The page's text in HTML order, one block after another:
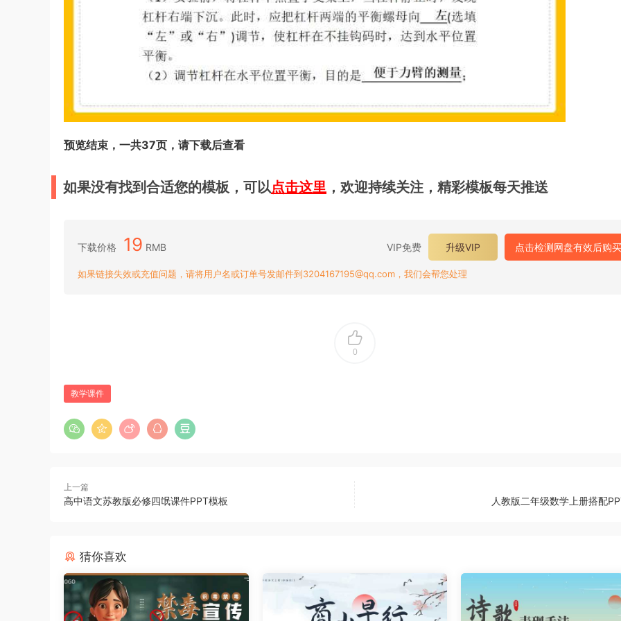
预览结束，一共37页，请下载后查看
如果没有找到合适您的模板，可以点击这里 ，欢迎持续关注，精彩模板每天推送
下载价格 19 RMB VIP免费 升级VIP 点击检测网盘有效后购买
如果链接失效或充值问题，请将用户名或订单号发邮件到3204167195@qq.com，我们会帮您处理
0
教学课件
上一篇
高中语文苏教版必修四氓课件PPT模板 人教版二年级数学上册搭配
猜你喜欢